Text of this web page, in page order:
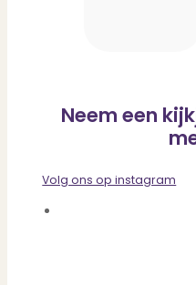
Neem een
Volg ons op instagram